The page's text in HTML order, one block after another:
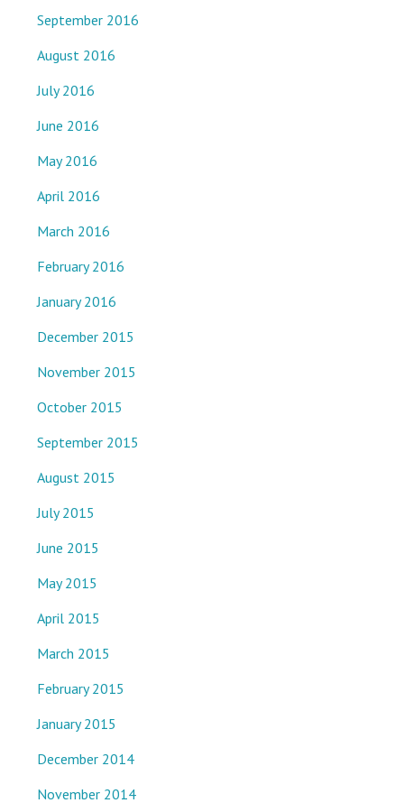
September 2016
August 2016
July 2016
June 2016
May 2016
April 2016
March 2016
February 2016
January 2016
December 2015
November 2015
October 2015
September 2015
August 2015
July 2015
June 2015
May 2015
April 2015
March 2015
February 2015
January 2015
December 2014
November 2014